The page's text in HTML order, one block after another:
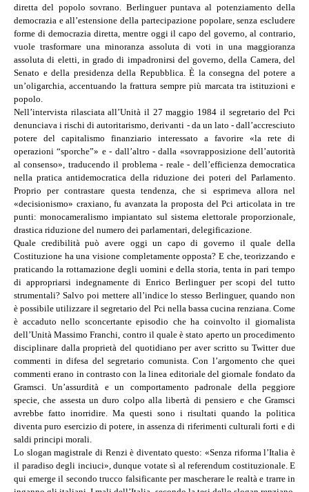
diretta del popolo sovrano. Berlinguer puntava al potenziamento della
democrazia e all’estensione della partecipazione popolare, senza escludere
forme di democrazia diretta, mentre oggi il capo del governo, al contrario,
vuole trasformare una minoranza assoluta di voti in una maggioranza
assoluta di eletti, in grado di impadronirsi del governo, della Camera, del
Senato e della presidenza della Repubblica. È la consegna del potere a
un’oligarchia, accentuando la frattura sempre più marcata tra istituzioni e
popolo.
Nell’intervista rilasciata all’Unità il 27 maggio 1984 il segretario del Pci
denunciava i rischi di autoritarismo, derivanti - da un lato - dall’accresciuto
potere del capitalismo finanziario interessato a favorire «la rete di
operazioni “sporche”» e - dall’altro - dalla «sovrapposizione dell’autorità
al consenso», traducendo il problema - reale - dell’efficienza democratica
nella pratica antidemocratica della riduzione dei poteri del Parlamento.
Proprio per contrastare questa tendenza, che si esprimeva allora nel
«decisionismo» craxiano, fu avanzata la proposta del Pci articolata in tre
punti: monocameralismo impiantato sul sistema elettorale proporzionale,
drastica riduzione del numero dei parlamentari, delegificazione.
Quale credibilità può avere oggi un capo di governo il quale della
Costituzione ha una visione completamente opposta? E che, teorizzando e
praticando la rottamazione degli uomini e della storia, tenta in pari tempo
di appropriarsi indegnamente di Enrico Berlinguer per scopi del tutto
strumentali? Salvo poi mettere all’indice lo stesso Berlinguer, quando non
è possibile utilizzare il segretario del Pci nella bassa cucina renziana. Come
è accaduto nello sconcertante episodio che ha coinvolto il giornalista
dell’Unità Massimo Franchi, contro il quale è stato aperto un procedimento
disciplinare dalla proprietà del quotidiano per aver scritto su Twitter due
commenti in difesa del segretario comunista. Con l’argomento che quei
commenti erano in contrasto con la linea editoriale del giornale fondato da
Gramsci. Un’assurdità e un comportamento padronale della peggiore
specie, che assesta un duro colpo alla libertà di pensiero e che Gramsci
avrebbe fatto inorridire. Ma questi sono i risultati quando la politica
diventa puro esercizio di potere, in assenza di riferimenti culturali forti e di
saldi principi morali.
Lo slogan magistrale di Renzi è diventato questo: «Senza riforma l’Italia è
il paradiso degli inciuci», dunque votate sì al referendum costituzionale. E
qui emerge il secondo trucco falsificante per mascherare le realtà e trarre in